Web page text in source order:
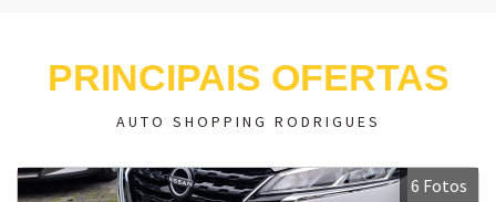
PRINCIPAIS OFERTAS
AUTO SHOPPING RODRIGUES
6 Fotos